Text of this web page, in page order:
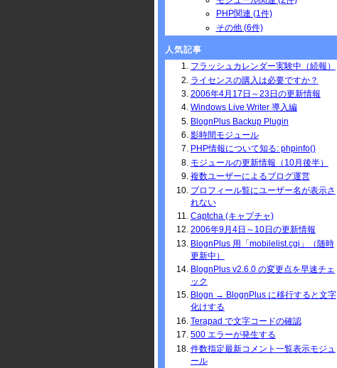
PHP関連 (1件)
その他 (6件)
人気記事
フラッシュカレンダー実験中（続報）
ライセンスの購入は必要ですか？
2006年4月17日～23日の更新情報
Windows Live Writer 導入編
BlognPlus Backup Plugin
影時間モジュール
PHP情報について知る: phpinfo()
モジュールの更新情報（10月後半）
複数ユーザーによるブログ運営
プロフィール覧にユーザー名が表示さ
れない
Captcha (キャプチャ)
2006年9月4日～10日の更新情報
BlognPlus 用「mobilelist.cgi」（随時
更新中）
BlognPlus v2.6.0 の変更点を早速チェ
ック
Blogn → BlognPlus に移行すると文字
化けする
Terapad で文字コードの確認
500 エラーが発生する
件数指定最新コメント一覧表示モジュ
ール